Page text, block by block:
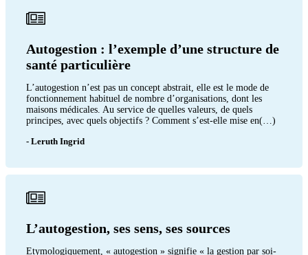
Autogestion : l’exemple d’une structure de
santé particulière
L’autogestion n’est pas un concept abstrait, elle est le mode de
fonctionnement habituel de nombre d’organisations, dont les
maisons médicales. Au service de quelles valeurs, de quels
principes, avec quels objectifs ? Comment s’est-elle mise en(…)
- Leruth Ingrid
L’autogestion, ses sens, ses sources
Etymologiquement, « autogestion » signifie « la gestion par soi-